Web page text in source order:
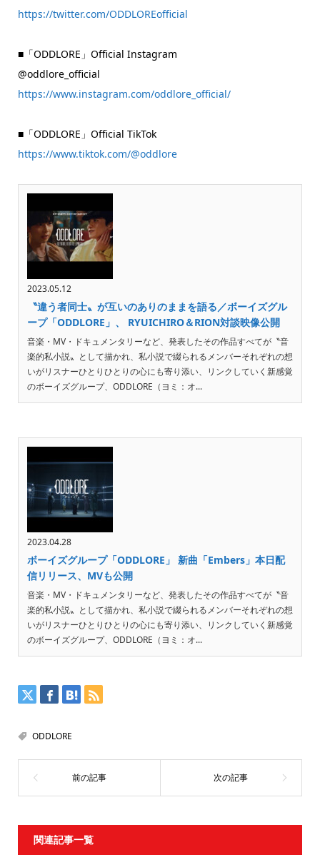
https://twitter.com/ODDLOREofficial
■「ODDLORE」Official Instagram
@oddlore_official
https://www.instagram.com/oddlore_official/
■「ODDLORE」Official TikTok
https://www.tiktok.com/@oddlore
2023.05.12
〝違う者同士〟が互いのありのままを語る／ボーイズグル
ープ「ODDLORE」、 RYUICHIRO＆RION対談映像公開
音楽・MV・ドキュメンタリーなど、発表したその作品すべてが〝音
楽的私小説〟として描かれ、私小説で綴られるメンバーそれぞれの想
いがリスナーひとりひとりの心にも寄り添い、リンクしていく新感覚
のボーイズグループ、ODDLORE（ヨミ：オ...
2023.04.28
ボーイズグループ「ODDLORE」 新曲「Embers」本日配
信リリース、MVも公開
音楽・MV・ドキュメンタリーなど、発表したその作品すべてが〝音
楽的私小説〟として描かれ、私小説で綴られるメンバーそれぞれの想
いがリスナーひとりひとりの心にも寄り添い、リンクしていく新感覚
のボーイズグループ、ODDLORE（ヨミ：オ...
ODDLORE
関連記事一覧